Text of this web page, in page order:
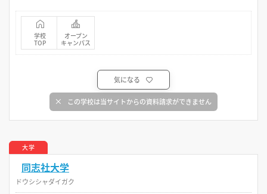
学校
TOP
オープン
キャンパス
気になる
この学校は当サイトからの資料請求ができません
大学
同志社大学
ドウシシャダイガク